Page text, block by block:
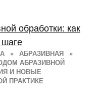
» АБРАЗИВНАЯ
»
АБРАЗИВНОЙ
И НОВЫЕ
ПРАКТИКЕ
обработки: как